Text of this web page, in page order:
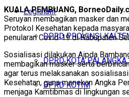
Legislatif
DPRD PROVINSI
DPRD KOTA PALANGKA
DPRD KOTIM
KUALA PEMBUANG,
Seruyan membagikan masker dan
Protokol Kesehatan kepada
penularan Covid-19 di Kabupaten
Sosialisasi dilakukan Aipda
membagikan masker serta
agar terus melaksanakan
Kesehatan, guna menekan Angka
menjaga Kamtibmas di lingkungan